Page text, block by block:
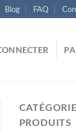
Blog FAQ
PRODUITS